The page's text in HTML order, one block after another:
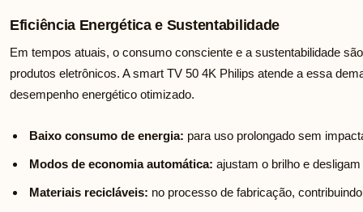
Eficiência Energética e Sustentabilidade
Em tempos atuais, o consumo consciente e a sustentabilidade
produtos eletrônicos. A smart TV 50 4K Philips atende a essa
desempenho energético otimizado.
Baixo consumo de energia: para uso prolongado sem
Modos de economia automática: ajustam o brilho e
Materiais recicláveis: no processo de fabricação,